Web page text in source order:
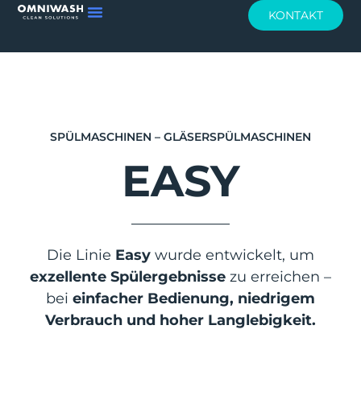
KONTAKT
SPÜLMASCHINEN – GLÄSERSPÜLMASCHINEN
EASY
Die Linie Easy wurde entwickelt, um
exzellente Spülergebnisse zu erreichen –
bei einfacher Bedienung, niedrigem
Verbrauch und hoher Langlebigkeit.